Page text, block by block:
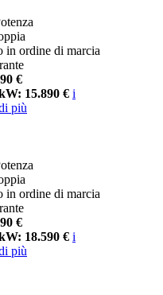
in ordine di marcia
€
15.890 € i
più
in ordine di marcia
€
18.590 € i
più